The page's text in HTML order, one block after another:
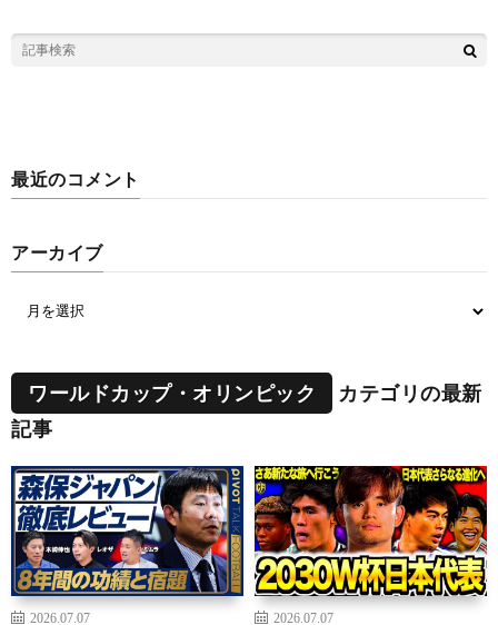
最近のコメント
アーカイブ
ワールドカップ・オリンピック
カテゴリの最新
記事
2026.07.07 2026.07.07